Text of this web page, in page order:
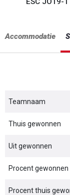
Accommodatie
Teamnaam
Thuis gewonnen
Uit gewonnen
Procent gewonnen
Procent thuis